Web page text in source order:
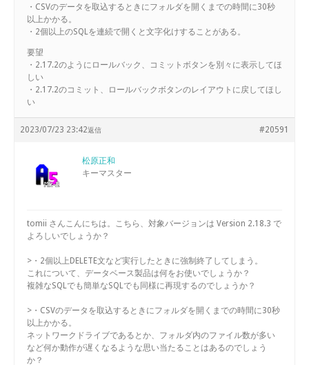
・CSVのデータを取込するときにフォルダを開くまでの時間に30秒
以上かかる。
・2個以上のSQLを連続で開くと文字化けすることがある。
要望
・2.17.2のようにロールバック、コミットボタンを別々に表示してほ
しい
・2.17.2のコミット、ロールバックボタンのレイアウトに戻してほし
い
2023/07/23 23:42 #20591
返信
松原正和
キーマスター
tomii さんこんにちは。こちら、対象バージョンは Version 2.18.3 で
よろしいでしょうか？
>・2個以上DELETE文など実行したときに強制終了してしまう。
これについて、データベース製品は何をお使いでしょうか？
複雑なSQLでも簡単なSQLでも同様に再現するのでしょうか？
>・CSVのデータを取込するときにフォルダを開くまでの時間に30秒
以上かかる。
ネットワークドライブであるとか、フォルダ内のファイル数が多い
など何か動作が遅くなるような思い当たることはあるのでしょう
か？